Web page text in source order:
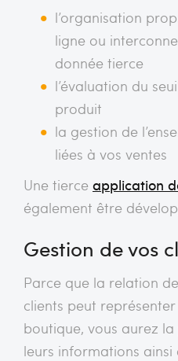
l’organisation
ligne ou
donnée tierce
l’évaluation du
produit
la gestion de
liées à vos ventes
Une tierce application
également être
Gestion de vos
Parce que la relation
clients peut
boutique, vous aurez
leurs informations